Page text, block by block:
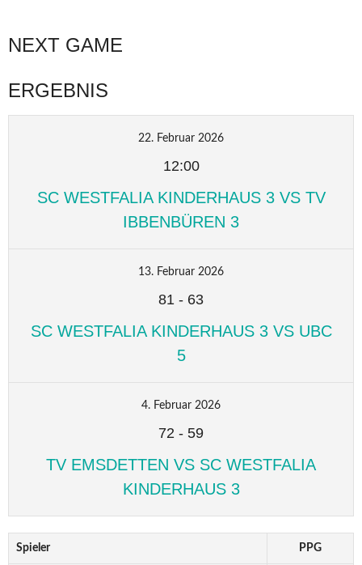
NEXT GAME
ERGEBNIS
22. Februar 2026
12:00
SC WESTFALIA KINDERHAUS 3 VS TV
IBBENBÜREN 3
13. Februar 2026
81 - 63
SC WESTFALIA KINDERHAUS 3 VS UBC
5
4. Februar 2026
72 - 59
TV EMSDETTEN VS SC WESTFALIA
KINDERHAUS 3
Spieler PPG